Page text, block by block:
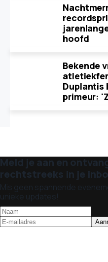
hoofd
Bekende
Duplantis
primeur:
Meld je aan en
rechtstreeks in je
Mis geen spannende
unieke updates!